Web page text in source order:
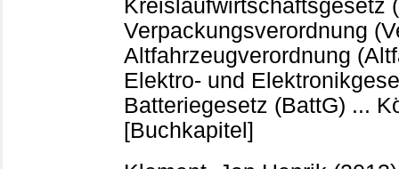
Kreislaufwirtschaftsgesetz
Verpackungsverordnung
Altfahrzeugverordnung
Elektro- und
Batteriegesetz (BattG) ...
[Buchkapitel]